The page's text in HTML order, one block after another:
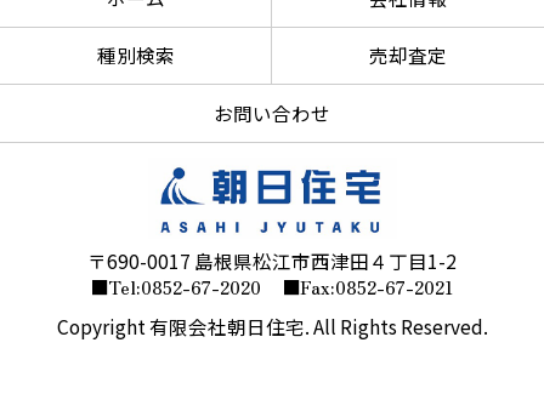
種別検索 売却査定
お問い合わせ
〒690-0017 島根県松江市西津田４丁目1-2
■Tel:0852-67-2020 ■Fax:0852-67-2021
Copyright 有限会社朝日住宅. All Rights Reserved.